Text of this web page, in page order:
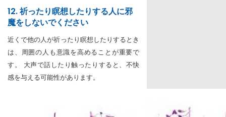
12. 祈ったり瞑想したりする人に邪
魔をしないでください
近くで他の人が祈ったり瞑想したりするとき
は、周囲の人も意識を高めることが重要で
す。 大声で話したり触ったりすると、不快
感を与える可能性があります。